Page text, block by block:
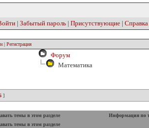
| Забытый пароль | Присутствующие | Справка
| Регистрация
Форум
Математика
]
темы в этом разделе
Информация по
темы в этом разделе